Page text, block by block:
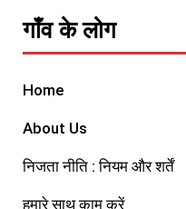
गाँव के लोग
Home
About Us
निजता नीति : नियम और शर्तें
हमारे साथ काम करें